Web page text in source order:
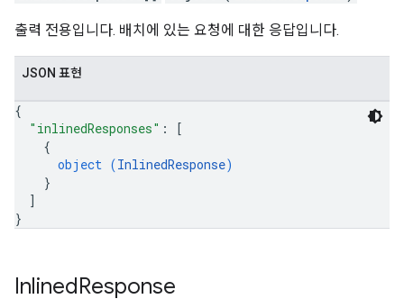
출력 전용입니다. 배치에 있는 요청에 대한 응답입니다.
JSON 표현
{
"inlinedResponses" :
[
{
object (InlinedResponse)
}
]
}
InlinedResponse